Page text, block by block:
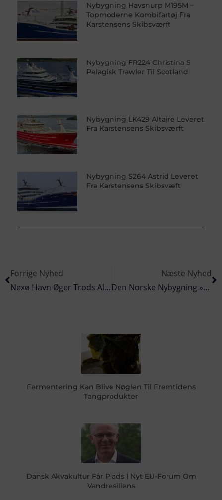
Nybygning Havsnurp M195M –
Topmoderne Kombifartøj Fra
Karstensens Skibsværft
Nybygning FR224 Christina S
Pelagisk Trawler Til Scotland
Nybygning LK429 Altaire Leveret
Fra Karstensens Skibsværft
Nybygning S264 Astrid Leveret
Fra Karstensens Skibsvæft
Forrige Nyhed
Nexø Havn Øger Trods Alle Odds, Fiske-Omsætningen På Havnen
Næste Nyhed
Den Norske Nybygning »Hardhaus« Med Innovativ Energiløsning
Fermentering Kan Blive Nøglen Til Fremtidens
Tangprodukter
Dansk Akvakultur Får Plads I Nyt EU-Forum Om
Vandresiliens